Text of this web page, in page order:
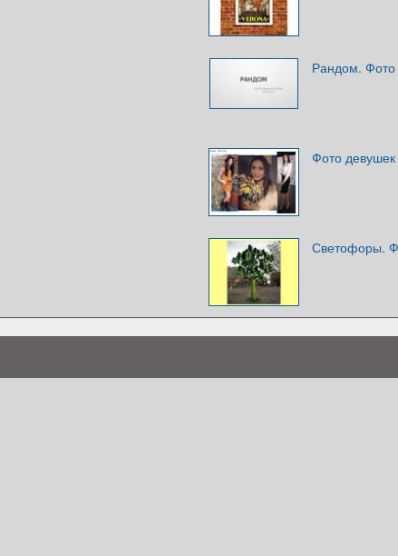
Рандом. Фото
Фото девушек
Светофоры.